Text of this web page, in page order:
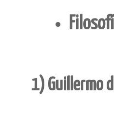
1) Guillermo